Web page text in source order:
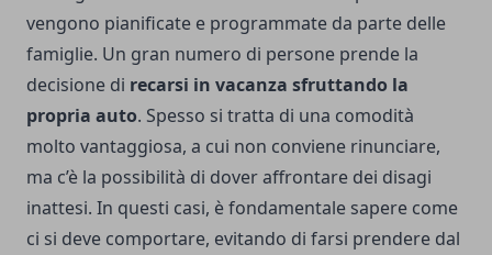
vengono pianificate e programmate da parte delle
famiglie. Un gran numero di persone prende la
decisione di recarsi in vacanza sfruttando la
propria auto. Spesso si tratta di una comodità
molto vantaggiosa, a cui non conviene rinunciare,
ma c’è la possibilità di dover affrontare dei disagi
inattesi. In questi casi, è fondamentale sapere come
ci si deve comportare, evitando di farsi prendere dal